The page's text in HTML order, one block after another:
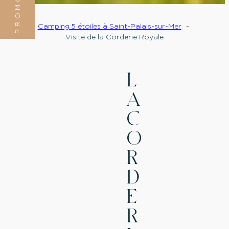
Camping 5 étoiles à Saint-Palais-sur-Mer
Visite de la Corderie Royale
L
A
C
O
R
D
E
R